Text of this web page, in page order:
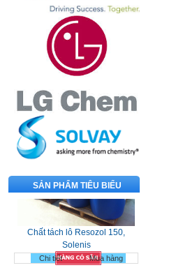
SẢN PHẨM TIÊU BIỂU
Chất tách lô Resozol 150,
Solenis